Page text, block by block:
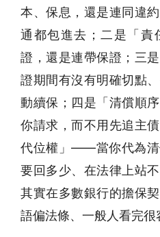
本、保息，還是連同違
通都包進去；二是「
證，還是連帶保證；三
證期間有沒有明確切點
動續保；四是「清償順
你請求，而不用先追主
代位權」——當你代為清
要回多少、在法律上站
其實在多數銀行的擔保
語偏法條、一般人看完很